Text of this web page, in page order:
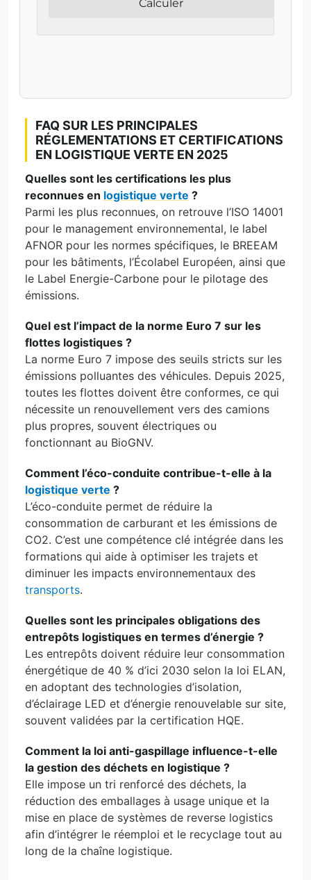
Calculer
FAQ SUR LES PRINCIPALES
RÉGLEMENTATIONS ET CERTIFICATIONS
EN LOGISTIQUE VERTE EN 2025
Quelles sont les certifications les plus
reconnues en logistique verte ?
Parmi les plus reconnues, on retrouve l’ISO 14001
pour le management environnemental, le label
AFNOR pour les normes spécifiques, le BREEAM
pour les bâtiments, l’Écolabel Européen, ainsi que
le Label Energie-Carbone pour le pilotage des
émissions.
Quel est l’impact de la norme Euro 7 sur les
flottes logistiques ?
La norme Euro 7 impose des seuils stricts sur les
émissions polluantes des véhicules. Depuis 2025,
toutes les flottes doivent être conformes, ce qui
nécessite un renouvellement vers des camions
plus propres, souvent électriques ou
fonctionnant au BioGNV.
Comment l’éco-conduite contribue-t-elle à la
logistique verte ?
L’éco-conduite permet de réduire la
consommation de carburant et les émissions de
CO2. C’est une compétence clé intégrée dans les
formations qui aide à optimiser les trajets et
diminuer les impacts environnementaux des
transports.
Quelles sont les principales obligations des
entrepôts logistiques en termes d’énergie ?
Les entrepôts doivent réduire leur consommation
énergétique de 40 % d’ici 2030 selon la loi ELAN,
en adoptant des technologies d’isolation,
d’éclairage LED et d’énergie renouvelable sur site,
souvent validées par la certification HQE.
Comment la loi anti-gaspillage influence-t-elle
la gestion des déchets en logistique ?
Elle impose un tri renforcé des déchets, la
réduction des emballages à usage unique et la
mise en place de systèmes de reverse logistics
afin d’intégrer le réemploi et le recyclage tout au
long de la chaîne logistique.